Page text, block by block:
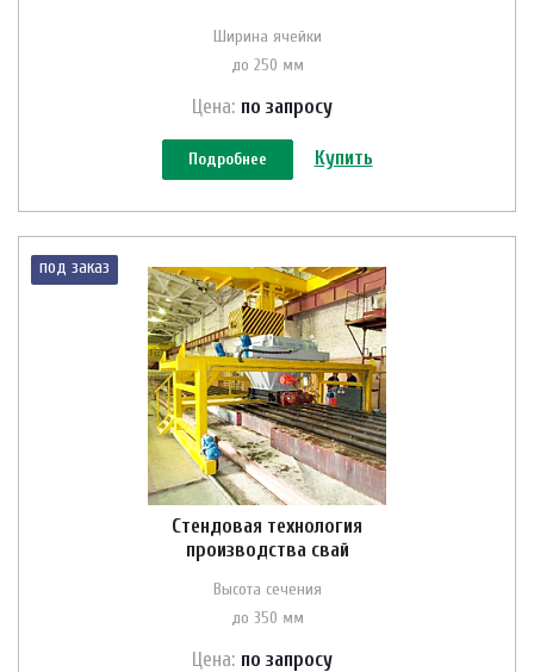
Ширина ячейки
до 250 мм
Цена: по запросу
Подробнее Купить
под заказ
Стендовая технология
производства свай
Высота сечения
до 350 мм
Цена: по запросу